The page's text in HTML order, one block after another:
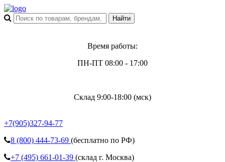
Время работы:
ПН-ПТ 08:00 - 17:00
Склад 9:00-18:00 (мск)
+7(905)327-94-77
8 (800) 444-73-69 (бесплатно по РФ)
+7 (495) 661-01-39 (склад г. Москва)